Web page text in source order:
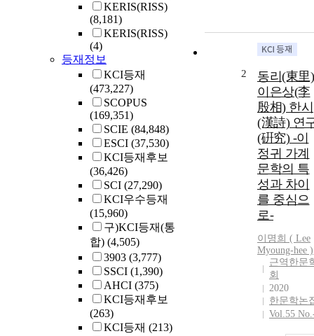
KERIS(RISS)
(8,181)
KERIS(RISS)
(4)
등재정보
KCI등재
(473,227)
SCOPUS
(169,351)
SCIE (84,848)
ESCI (37,530)
KCI등재후보
(36,426)
SCI (27,290)
KCI우수등재
(15,960)
구)KCI등재(통
합) (4,505)
3903 (3,777)
SSCI (1,390)
AHCI (375)
KCI등재후보
(263)
KCI등재 (213)
2
동리(東里)
이은상(李
殷相) 한시
(漢詩) 연
(硏究) -이
정귀 가계
문학의 특
성과 차이
를 중심으
로-
이명희 ( Lee
Myoung-hee )
근역한문
회
2020
한문학논
Vol.55